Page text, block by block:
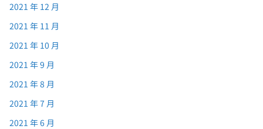
2021 年 12 月
2021 年 11 月
2021 年 10 月
2021 年 9 月
2021 年 8 月
2021 年 7 月
2021 年 6 月